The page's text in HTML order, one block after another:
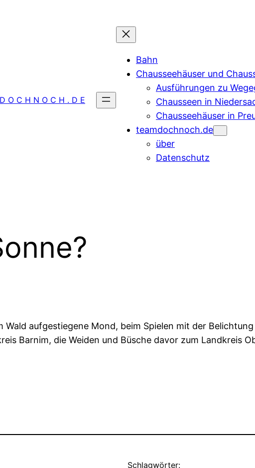
O C H N O C H . D E
Bahn
Chausseehäuser und
Ausführungen zu
Chausseen in
Chausseehäuser in
teamdochnoch.de
über
Datenschutz
Wald aufgestiegene Mond, beim Spielen mit der
Barnim, die Weiden und Büsche davor zum Landkreis
Schlagwörter: